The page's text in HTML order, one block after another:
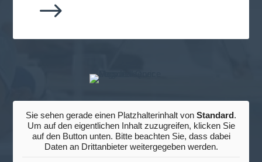
$
Sie sehen gerade einen Platzhalterinhalt von Standard.
Um auf den eigentlichen Inhalt zuzugreifen, klicken Sie
auf den Button unten. Bitte beachten Sie, dass dabei
Daten an Drittanbieter weitergegeben werden.